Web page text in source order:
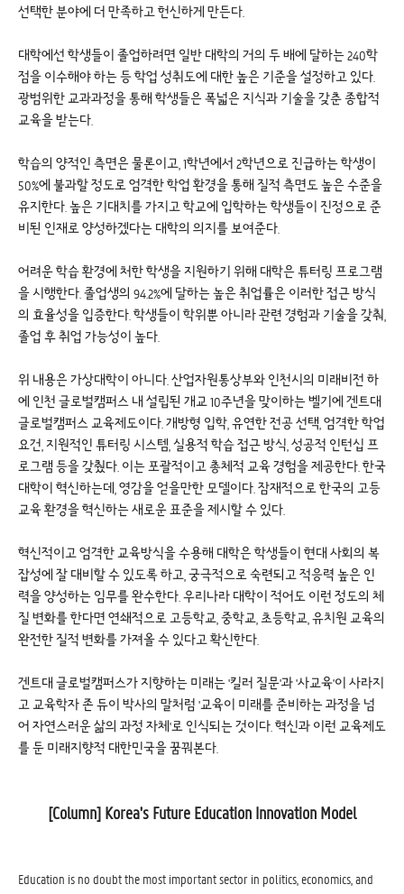
선택한 분야에 더 만족하고 헌신하게 만든다.
대학에선 학생들이 졸업하려면 일반 대학의 거의 두 배에 달하는 240학
점을 이수해야 하는 등 학업 성취도에 대한 높은 기준을 설정하고 있다.
광범위한 교과과정을 통해 학생들은 폭넓은 지식과 기술을 갖춘 종합적
교육을 받는다.
학습의 양적인 측면은 물론이고, 1학년에서 2학년으로 진급하는 학생이
50%에 불과할 정도로 엄격한 학업 환경을 통해 질적 측면도 높은 수준을
유지한다. 높은 기대치를 가지고 학교에 입학하는 학생들이 진정으로 준
비된 인재로 양성하겠다는 대학의 의지를 보여준다.
어려운 학습 환경에 처한 학생을 지원하기 위해 대학은 튜터링 프로그램
을 시행한다. 졸업생의 94.2%에 달하는 높은 취업률은 이러한 접근 방식
의 효율성을 입증한다. 학생들이 학위뿐 아니라 관련 경험과 기술을 갖춰,
졸업 후 취업 가능성이 높다.
위 내용은 가상대학이 아니다. 산업자원통상부와 인천시의 미래비전 하
에 인천 글로벌캠퍼스 내 설립된 개교 10주년을 맞이하는 벨기에 겐트대
글로벌캠퍼스 교육제도이다. 개방형 입학, 유연한 전공 선택, 엄격한 학업
요건, 지원적인 튜터링 시스템, 실용적 학습 접근 방식, 성공적 인턴십 프
로그램 등을 갖췄다. 이는 포괄적이고 총체적 교육 경험을 제공한다. 한국
대학이 혁신하는데, 영감을 얻을만한 모델이다. 잠재적으로 한국의 고등
교육 환경을 혁신하는 새로운 표준을 제시할 수 있다.
혁신적이고 엄격한 교육방식을 수용해 대학은 학생들이 현대 사회의 복
잡성에 잘 대비할 수 있도록 하고, 궁극적으로 숙련되고 적응력 높은 인
력을 양성하는 임무를 완수한다. 우리나라 대학이 적어도 이런 정도의 체
질 변화를 한다면 연쇄적으로 고등학교, 중학교, 초등학교, 유치원 교육의
완전한 질적 변화를 가져올 수 있다고 확신한다.
겐트대 글로벌캠퍼스가 지향하는 미래는 '킬러 질문'과 '사교육'이 사라지
고 교육학자 존 듀이 박사의 말처럼 '교육이 미래를 준비하는 과정을 넘
어 자연스러운 삶의 과정 자체'로 인식되는 것이다. 혁신과 이런 교육제도
를 둔 미래지향적 대한민국을 꿈꿔본다.
[Column] Korea's Future Education Innovation Model
Education is no doubt the most important sector in politics, economics, and